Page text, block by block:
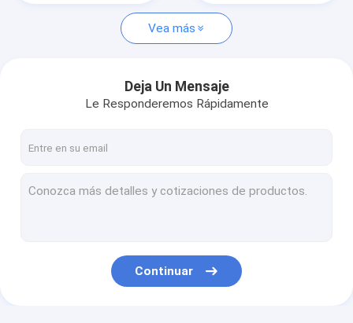
Solicitar una cita
equipo al aire libre
Regalos de equipo para excursiones
Vea más
Deja Un Mensaje
Le Responderemos Rápidamente
Continuar